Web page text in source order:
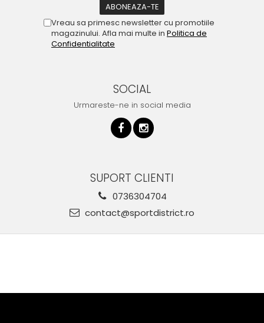
Vreau sa primesc newsletter cu promotiile
magazinului. Afla mai multe in Politica de
Confidentialitate
SOCIAL
Urmareste-ne in social media
SUPORT CLIENTI
0736304704
contact@sportdistrict.ro